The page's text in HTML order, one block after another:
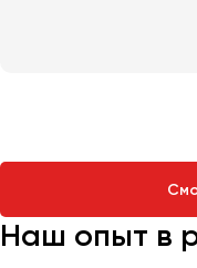
Наш опыт в